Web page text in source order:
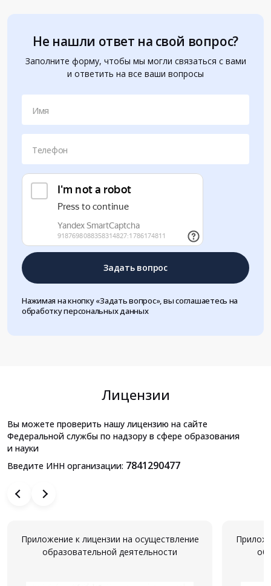
Не нашли ответ на свой вопрос?
Заполните форму, чтобы мы могли связаться с вами
и ответить на все ваши вопросы
Имя
Телефон
Задать вопрос
Нажимая на кнопку «Задать вопрос», вы соглашаетесь на
обработку персональных данных
Лицензии
Вы можете проверить нашу лицензию на сайте
Федеральной службы по надзору в сфере образования
и науки
Введите ИНН организации: 7841290477
Приложение к лицензии на осуществление
образовательной деятельности